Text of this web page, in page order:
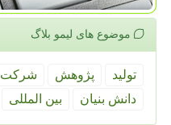
موضوع های لیمو بلاگ
تولید پژوهش شركت
دانش بنیان
بین المللی